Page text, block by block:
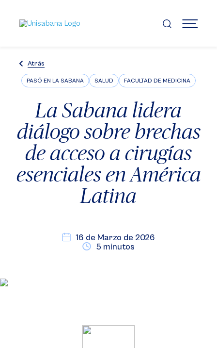
contenido
principal
MENÚ
Atrás
PASÓ EN LA SABANA SALUD FACULTAD DE MEDICINA
La Sabana lidera
diálogo sobre brechas
de acceso a cirugías
esenciales en América
Latina
16 de Marzo de 2026
5 minutos